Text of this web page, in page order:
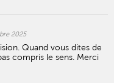
2025
Quand vous dites de
compris le sens. Merci